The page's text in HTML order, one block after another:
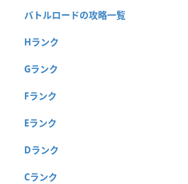
バトルロードの攻略一覧
Hランク
Gランク
Fランク
Eランク
Dランク
Cランク